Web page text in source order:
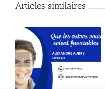
Articles similaires
L’entrée dans notre
neuvième année